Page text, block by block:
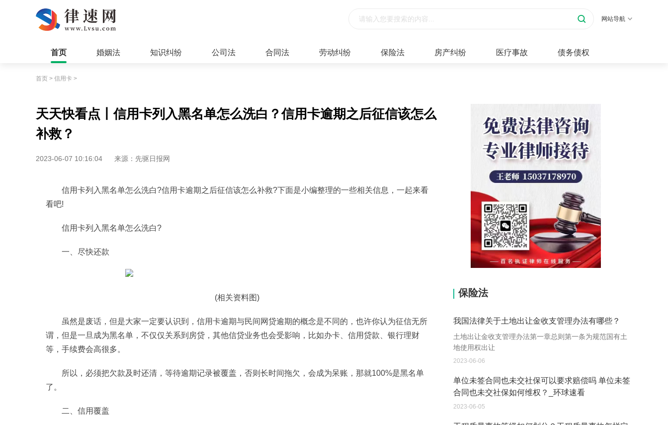
网站导航
首页 婚姻法 知识纠纷 公司法 合同法 劳动纠纷 保险法 房产纠纷 医疗事故 债务债权
首页 > 信用卡 >
天天快看点丨信用卡列入黑名单怎么洗白？信用卡逾期之后征信该怎么
补救？
2023-06-07 10:16:04 来源：先驱日报网
信用卡列入黑名单怎么洗白?信用卡逾期之后征信该怎么补救?下面是小编整理的一些相关信息，一起来看
看吧!
信用卡列入黑名单怎么洗白?
一、尽快还款
(相关资料图)
虽然是废话，但是大家一定要认识到，信用卡逾期与民间网贷逾期的概念是不同的，也许你认为征信无所
谓，但是一旦成为黑名单，不仅仅关系到房贷，其他信贷业务也会受影响，比如办卡、信用贷款、银行理财
等，手续费会高很多。
所以，必须把欠款及时还清，等待逾期记录被覆盖，否则长时间拖欠，会成为呆账，那就100%是黑名单
了。
二、信用覆盖
保险法
我国法律关于土地出让金收支管理办法有哪些？
土地出让金收支管理办法第一章总则第一条为规范国有土
地使用权出让
2023-06-06
单位未签合同也未交社保可以要求赔偿吗 单位未签
合同也未交社保如何维权？_环球速看
2023-06-05